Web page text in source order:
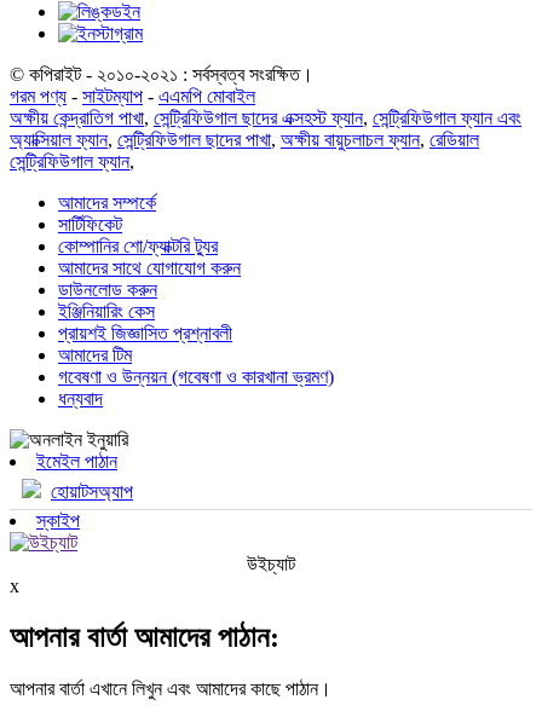
© কপিরাইট - ২০১০-২০২১ : সর্বস্বত্ব সংরক্ষিত।
গরম পণ্য - সাইটম্যাপ - এএমপি মোবাইল
অক্ষীয় কেন্দ্রাতিগ পাখা, সেন্ট্রিফিউগাল ছাদের এক্সহস্ট ফ্যান, সেন্ট্রিফিউগাল ফ্যান এবং
অ্যাক্সিয়াল ফ্যান, সেন্ট্রিফিউগাল ছাদের পাখা, অক্ষীয় বায়ুচলাচল ফ্যান, রেডিয়াল
সেন্ট্রিফিউগাল ফ্যান,
আমাদের সম্পর্কে
সার্টিফিকেট
কোম্পানির শো/ফ্যাক্টরি ট্যুর
আমাদের সাথে যোগাযোগ করুন
ডাউনলোড করুন
ইঞ্জিনিয়ারিং কেস
প্রায়শই জিজ্ঞাসিত প্রশ্নাবলী
আমাদের টিম
গবেষণা ও উন্নয়ন (গবেষণা ও কারখানা ভ্রমণ)
ধন্যবাদ
ইমেইল পাঠান
হোয়াটসঅ্যাপ
স্কাইপ
উইচ্যাট
x
আপনার বার্তা আমাদের পাঠান:
আপনার বার্তা এখানে লিখুন এবং আমাদের কাছে পাঠান।